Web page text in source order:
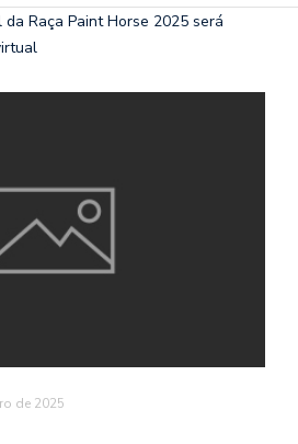
Raça Paint Horse 2025 será
de 2025